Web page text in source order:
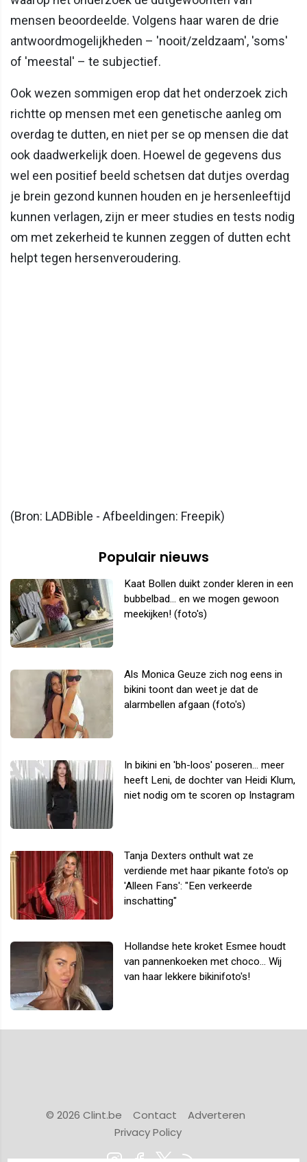
mensen beoordeelde. Volgens haar waren de drie
antwoordmogelijkheden – 'nooit/zeldzaam', 'soms'
of 'meestal' – te subjectief.
Ook wezen sommigen erop dat het onderzoek zich
richtte op mensen met een genetische aanleg om
overdag te dutten, en niet per se op mensen die dat
ook daadwerkelijk doen. Hoewel de gegevens dus
wel een positief beeld schetsen dat dutjes overdag
je brein gezond kunnen houden en je hersenleeftijd
kunnen verlagen, zijn er meer studies en tests nodig
om met zekerheid te kunnen zeggen of dutten echt
helpt tegen hersenveroudering.
(Bron: LADBible - Afbeeldingen: Freepik)
Populair nieuws
Kaat Bollen duikt zonder kleren in een
bubbelbad... en we mogen gewoon
meekijken! (foto's)
Als Monica Geuze zich nog eens in
bikini toont dan weet je dat de
alarmbellen afgaan (foto's)
In bikini en 'bh-loos' poseren... meer
heeft Leni, de dochter van Heidi Klum,
niet nodig om te scoren op Instagram
Tanja Dexters onthult wat ze
verdiende met haar pikante foto's op
'Alleen Fans': "Een verkeerde
inschatting"
Hollandse hete kroket Esmee houdt
van pannenkoeken met choco... Wij
van haar lekkere bikinifoto's!
© 2026 Clint.be Contact
Adverteren
Privacy Policy